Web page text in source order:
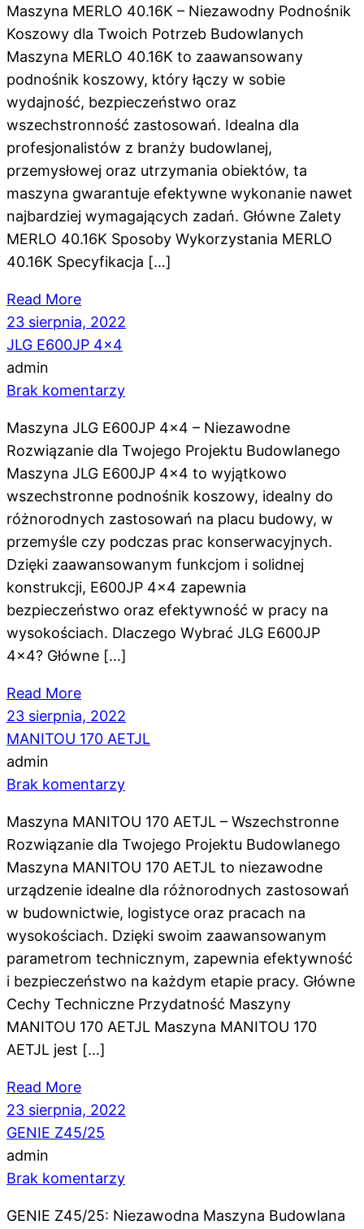
Maszyna MERLO 40.16K – Niezawodny Podnośnik
Koszowy dla Twoich Potrzeb Budowlanych
Maszyna MERLO 40.16K to zaawansowany
podnośnik koszowy, który łączy w sobie
wydajność, bezpieczeństwo oraz
wszechstronność zastosowań. Idealna dla
profesjonalistów z branży budowlanej,
przemysłowej oraz utrzymania obiektów, ta
maszyna gwarantuje efektywne wykonanie nawet
najbardziej wymagających zadań. Główne Zalety
MERLO 40.16K Sposoby Wykorzystania MERLO
40.16K Specyfikacja […]
Read More
23 sierpnia, 2022
JLG E600JP 4x4
admin
Brak komentarzy
Maszyna JLG E600JP 4x4 – Niezawodne
Rozwiązanie dla Twojego Projektu Budowlanego
Maszyna JLG E600JP 4x4 to wyjątkowo
wszechstronne podnośnik koszowy, idealny do
różnorodnych zastosowań na placu budowy, w
przemyśle czy podczas prac konserwacyjnych.
Dzięki zaawansowanym funkcjom i solidnej
konstrukcji, E600JP 4x4 zapewnia
bezpieczeństwo oraz efektywność w pracy na
wysokościach. Dlaczego Wybrać JLG E600JP
4x4? Główne […]
Read More
23 sierpnia, 2022
MANITOU 170 AETJL
admin
Brak komentarzy
Maszyna MANITOU 170 AETJL – Wszechstronne
Rozwiązanie dla Twojego Projektu Budowlanego
Maszyna MANITOU 170 AETJL to niezawodne
urządzenie idealne dla różnorodnych zastosowań
w budownictwie, logistyce oraz pracach na
wysokościach. Dzięki swoim zaawansowanym
parametrom technicznym, zapewnia efektywność
i bezpieczeństwo na każdym etapie pracy. Główne
Cechy Techniczne Przydatność Maszyny
MANITOU 170 AETJL Maszyna MANITOU 170
AETJL jest […]
Read More
23 sierpnia, 2022
GENIE Z45/25
admin
Brak komentarzy
GENIE Z45/25: Niezawodna Maszyna Budowlana